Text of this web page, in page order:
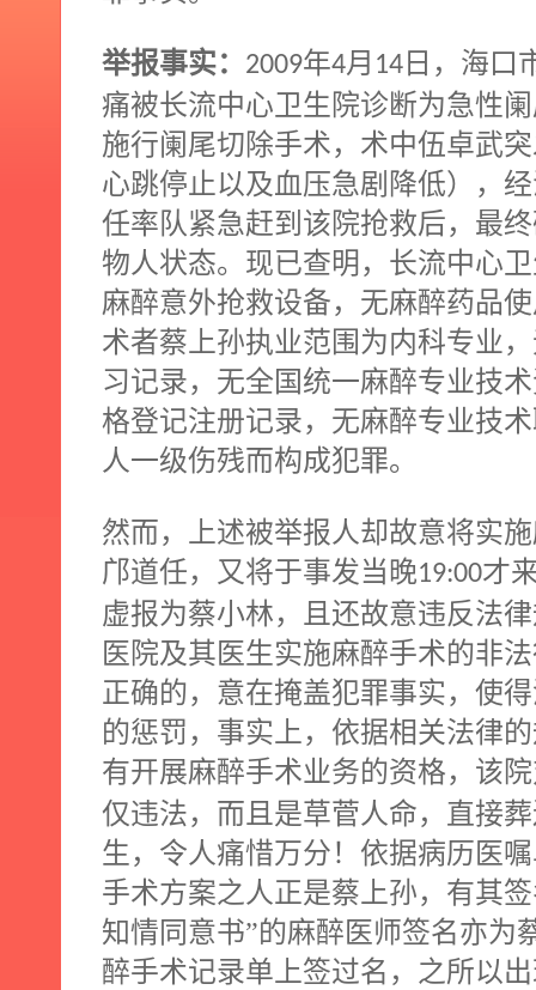
举报事实： 2009年4月 14 日，海口
痛被长流中心卫生院诊断为急性
施行阑尾切除手术，术中伍卓武
心跳停止以及血压急剧降低），
任率队紧急赶到该院抢救后，最
物人状态。现已查明，长流中心
麻醉意外抢救设备，无麻醉药品
术者蔡上孙执业范围为内科专业
习记录，无全国统一麻醉专业技
格登记注册记录，无麻醉专业技
人一级伤残而构成犯罪。
然而，上述被举报人却故意将实
邝道任，又将于事发当晚19:00才
虚报为蔡小林，且还故意违反法
医院及其医生实施麻醉手术的非
正确的，意在掩盖犯罪事实，使
的惩罚，事实上，依据相关法律
有开展麻醉手术业务的资格，该
仅违法，而且是草菅人命，直接
生，令人痛惜万分！依据病历医
手术方案之人正是蔡上孙，有其
知情同意书”的麻醉医师签名亦为
醉手术记录单上签过名，之所以